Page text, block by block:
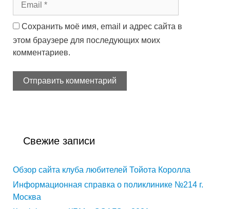
Сохранить моё имя, email и адрес сайта в
этом браузере для последующих моих
комментариев.
Свежие записи
Обзор сайта клуба любителей Тойота Королла
Информационная справка о поликлинике №214 г.
Москва